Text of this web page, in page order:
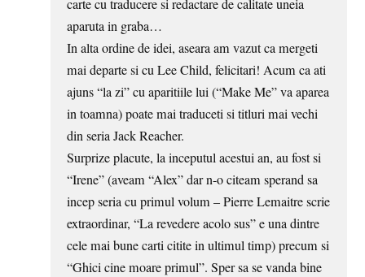
carte cu traducere si redactare de calitate uneia
aparuta in graba…
In alta ordine de idei, aseara am vazut ca mergeti
mai departe si cu Lee Child, felicitari! Acum ca ati
ajuns “la zi” cu aparitiile lui (“Make Me” va aparea
in toamna) poate mai traduceti si titluri mai vechi
din seria Jack Reacher.
Surprize placute, la inceputul acestui an, au fost si
“Irene” (aveam “Alex” dar n-o citeam sperand sa
incep seria cu primul volum – Pierre Lemaitre scrie
extraordinar, “La revedere acolo sus” e una dintre
cele mai bune carti citite in ultimul timp) precum si
“Ghici cine moare primul”. Sper sa se vanda bine